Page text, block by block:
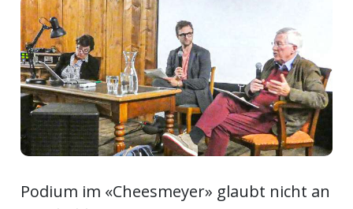
E-
Paper
App
Podium im «Cheesmeyer» glaubt nicht an